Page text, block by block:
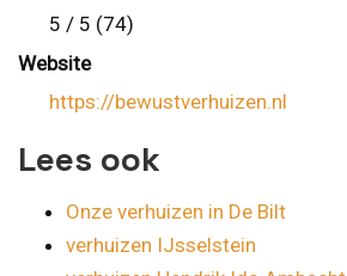
5 / 5 (74)
Website
https://bewustverhuizen.nl
Lees ook
Onze verhuizen in De Bilt
verhuizen IJsselstein